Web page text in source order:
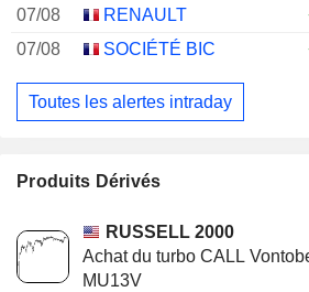
07/08
RENAULT
07/08
SOCIÉTÉ BIC
Toutes les alertes intraday
Produits Dérivés
RUSSELL 2000
Achat du turbo CALL
MU13V